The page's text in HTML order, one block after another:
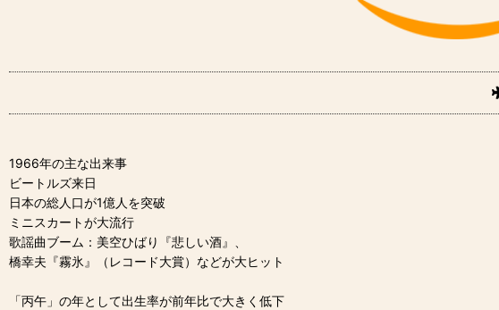
1966年の主な出来事
ビートルズ来日
日本の総人口が1億人を突破
ミニスカートが大流行
歌謡曲ブーム：美空ひばり『悲しい酒』、
橋幸夫『霧氷』（レコード大賞）などが大ヒット
「丙午」の年として出生率が前年比で大きく低下